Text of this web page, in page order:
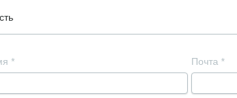
* Почта *